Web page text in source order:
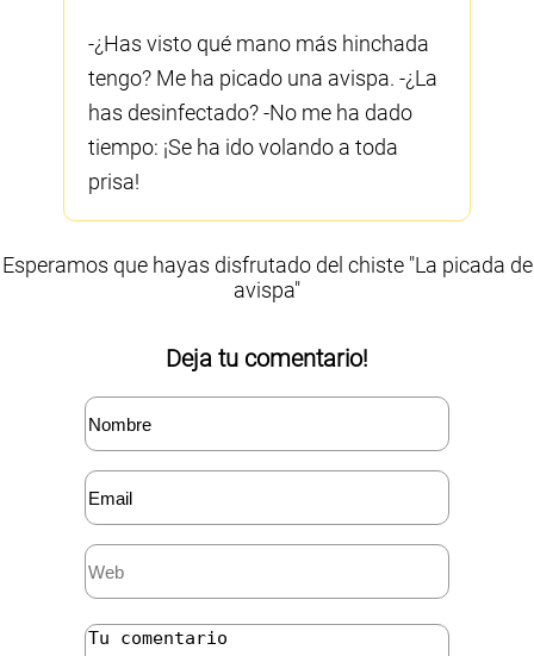
-¿Has visto qué mano más hinchada
tengo? Me ha picado una avispa. -¿La
has desinfectado? -No me ha dado
tiempo: ¡Se ha ido volando a toda
prisa!
Esperamos que hayas disfrutado del chiste "La picada de
avispa"
Deja tu comentario!